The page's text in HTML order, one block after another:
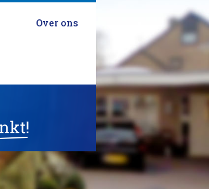
Over ons